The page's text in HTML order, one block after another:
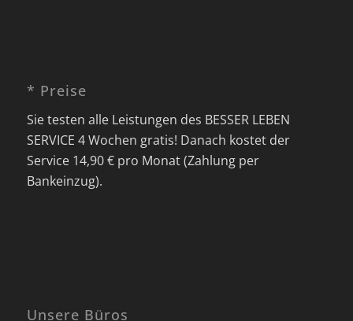
* Preise
Sie testen alle Leistungen des BESSER LEBEN
SERVICE 4 Wochen gratis! Danach kostet der
Service 14,90 € pro Monat (Zahlung per
Bankeinzug).
Unsere Büros